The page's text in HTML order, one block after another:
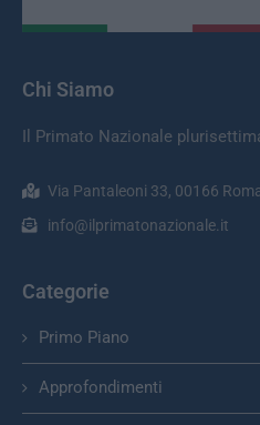
Chi Siamo
Il Primato Nazionale
Via Pantaleoni 33, 00166
info@ilprimatonazionale.it
Categorie
Primo Piano
Approfondimenti